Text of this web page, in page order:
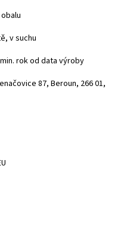
v suchu
rok od data výroby
87, Beroun, 266 01,